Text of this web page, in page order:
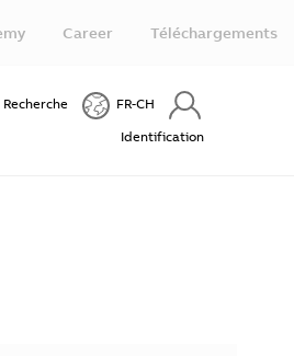
Career Téléchargements
Recherche FR-CH
Identification